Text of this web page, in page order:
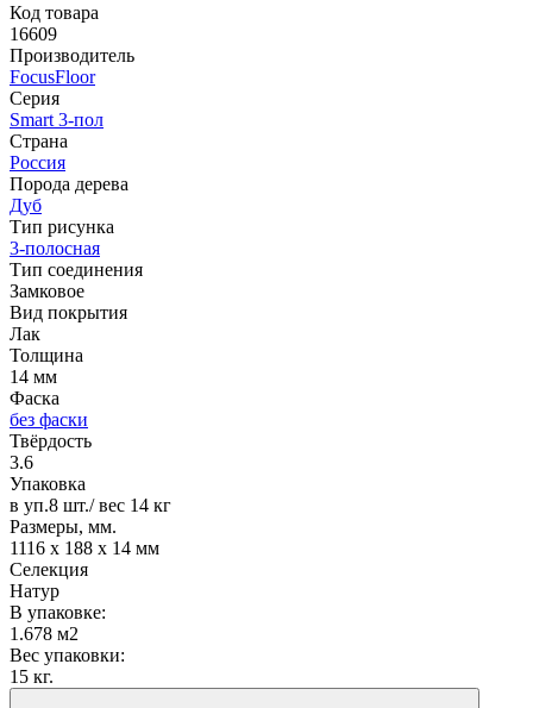
Код товара
16609
Производитель
FocusFloor
Серия
Smart 3-пол
Страна
Россия
Порода дерева
Дуб
Тип рисунка
3-полосная
Тип соединения
Замковое
Вид покрытия
Лак
Толщина
14 мм
Фаска
без фаски
Твёрдость
3.6
Упаковка
в уп.8 шт./ вес 14 кг
Размеры, мм.
1116 х 188 х 14 мм
Селекция
Натур
В упаковке:
1.678 м2
Вес упаковки:
15 кг.